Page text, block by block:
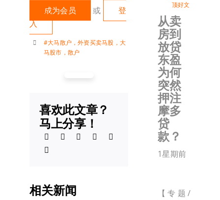
成为会员
或
登
入
#大马散户 ，外资买卖马股 ， 大
马股市 ， 散户
喜欢此文章？
马上分享！
相关新闻
顶好文
从卖
房到
放贷
东盈
为何
突然
押注
摩多
贷
款？
1星期前
【专题/